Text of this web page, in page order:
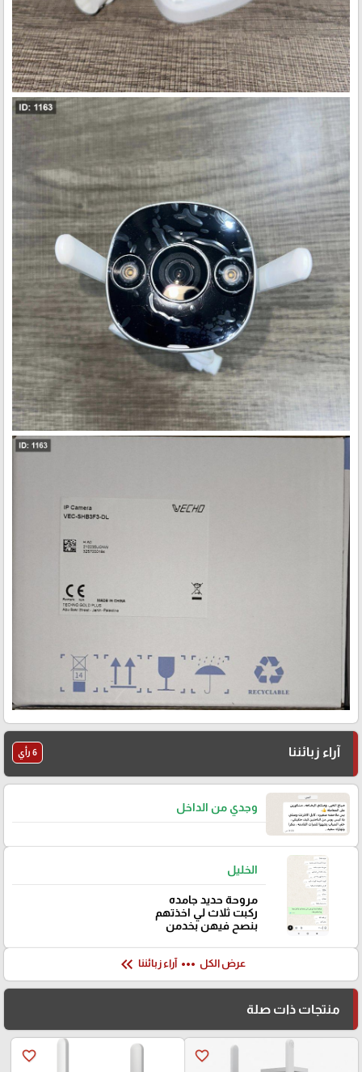
آراء زبائننا 6 رأي
وجدي من الداخل
الخليل
مروحة حديد جامده
ركبت ثلاث لي اخذتهم
بنصح فيهن بخدمن
عرض الكل more_horiz آراء زبائننا keyboard_double_arrow_left
منتجات ذات صلة
favorite_border
favorite_border